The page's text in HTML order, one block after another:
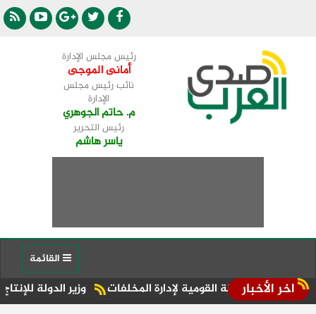
رئيس مجلس الإدارة
أمانى الموجى
نائب رئيس مجلس
الإدارة
م. حاتم الجوهري
رئيس التحرير
ياسر هاشم
اخر الأخبار وزير الدولة للإنتاج الحربي: القومية لإدارة المخلفات